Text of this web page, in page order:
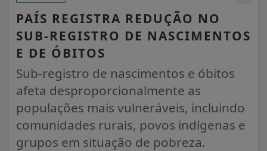
PAÍS REGISTRA REDUÇÃO NO
SUB-REGISTRO DE NASCIMENTOS
E DE ÓBITOS
Sub-registro de nascimentos e óbitos
afeta desproporcionalmente as
populações mais vulneráveis, incluindo
comunidades rurais, povos indígenas e
grupos em situação de pobreza.